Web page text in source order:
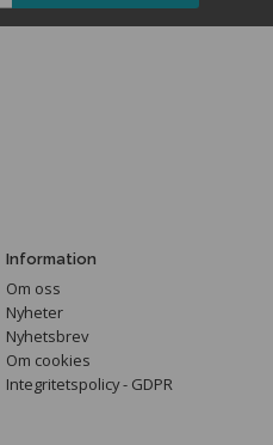
Information
Om oss
Nyheter
Nyhetsbrev
Om cookies
Integritetspolicy - GDPR